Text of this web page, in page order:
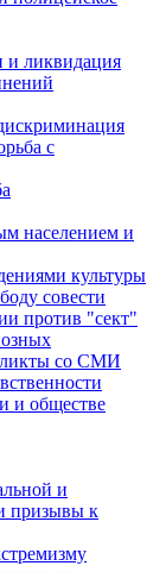
и ликвидация
с
населением и
культуры
совести
против "сект"
со СМИ
и обществе
и
призывы к